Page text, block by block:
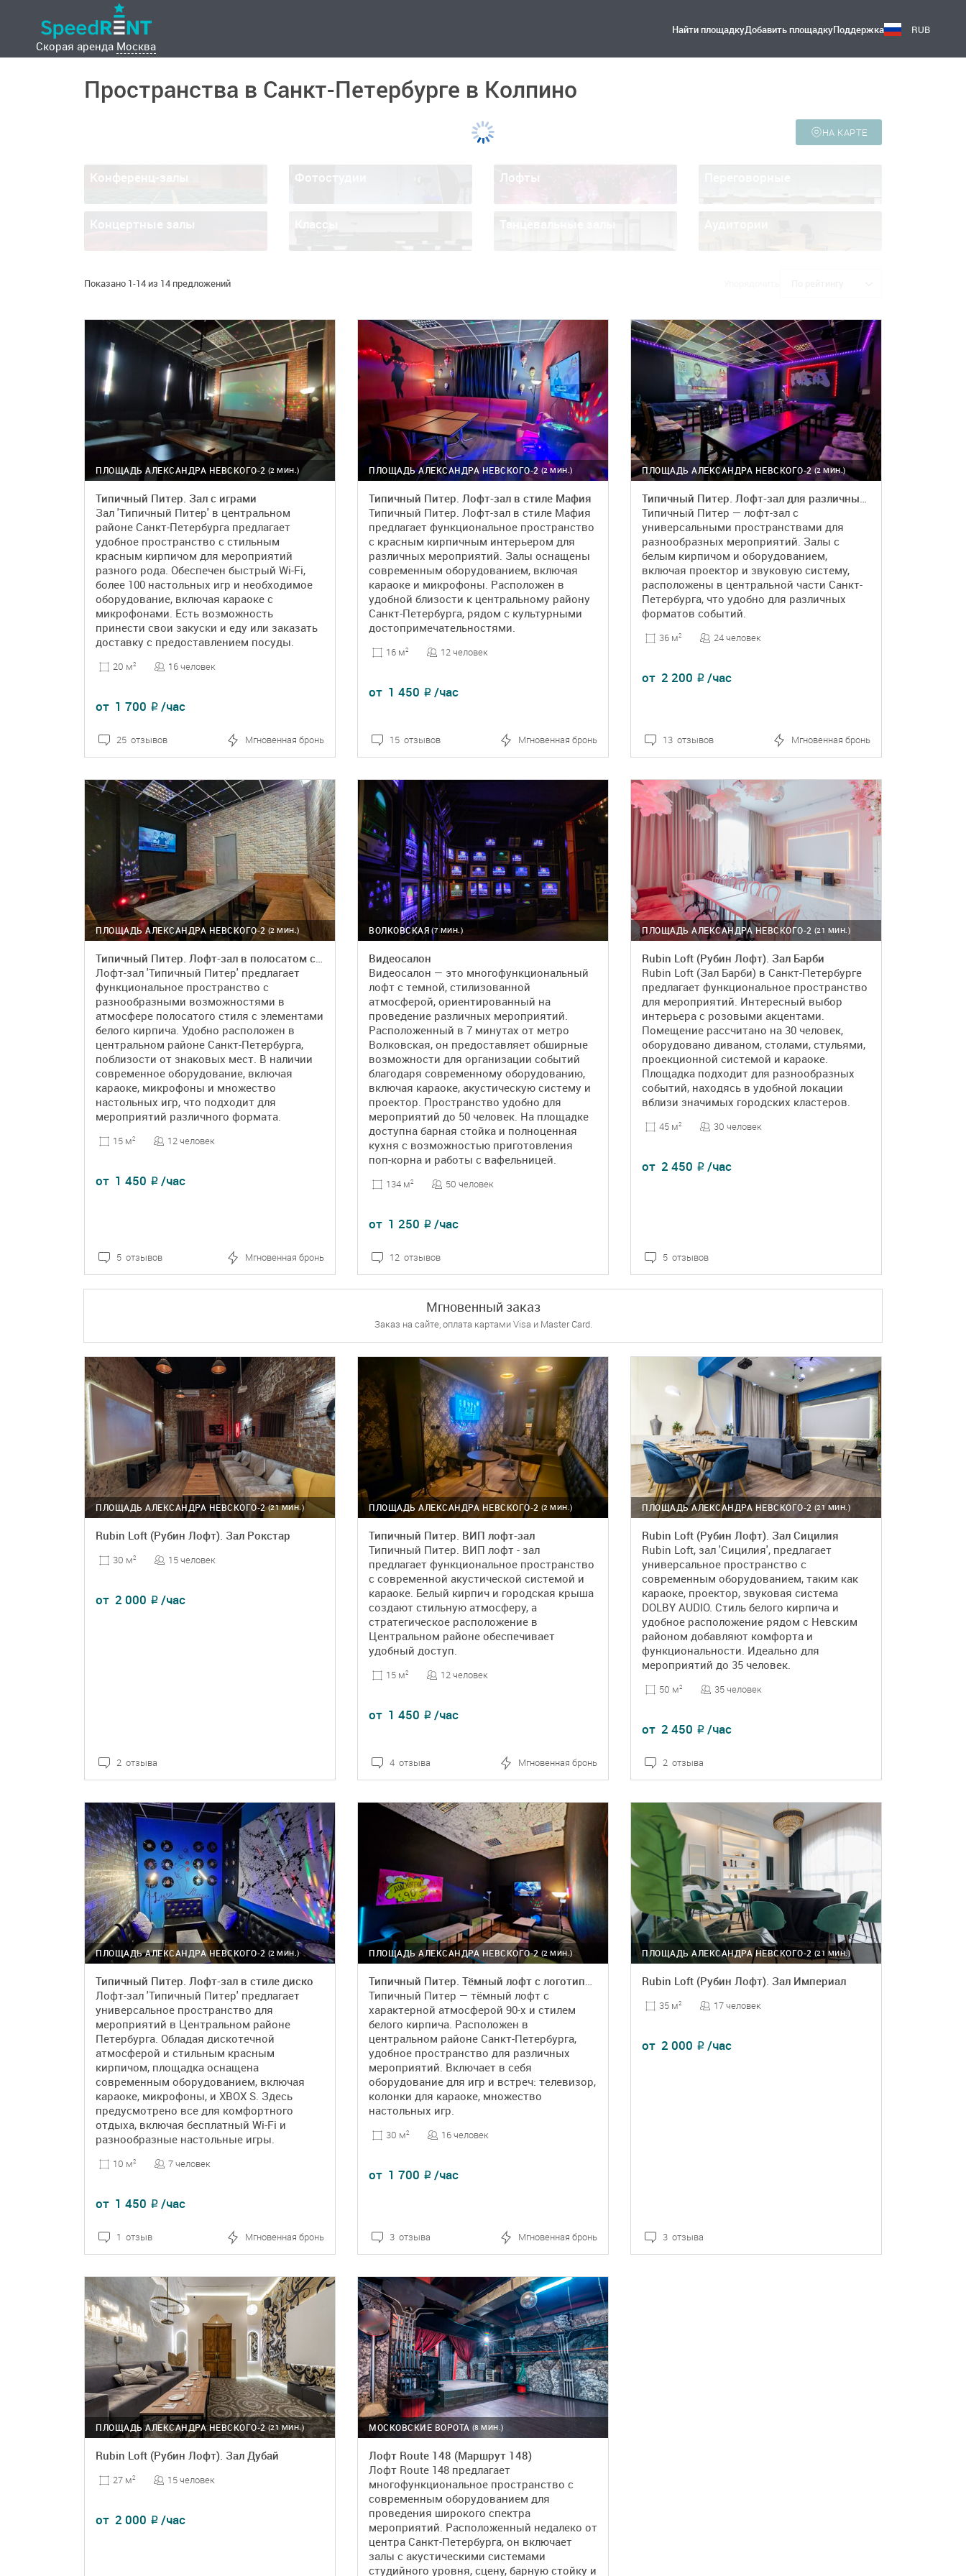
Скорая аренда Москва
Найти площадкуДобавить площадкуПоддержка RUB
Пространства в Санкт-Петербурге в Колпино
НА КАРТЕ
Конференц-залы Фотостудии Лофты
Концертные залы Классы Танцевальные залы
Показано 1-14 из 14 предложений
(2 МИН.)
ПЛОЩАДЬ АЛЕКСАНДРА НЕВСКОГО-2
Типичный Питер. Зал с играми
Зал 'Типичный Питер' в центральном
районе Санкт-Петербурга предлагает
удобное пространство с стильным
красным кирпичом для мероприятий
разного рода. Обеспечен быстрый Wi-Fi,
более 100 настольных игр и необходимое
оборудование, включая караоке с
микрофонами. Есть возможность
принести свои закуски и еду или заказать
доставку с предоставлением посуды.
20 м2 16 человек
от 1 700 ₽ /час
25 отзывов Мгновенная бронь
(2 МИН.)
ПЛОЩАДЬ АЛЕКСАНДРА НЕВСКОГО-2
Типичный Питер. Лофт-зал в стиле Мафия
Типичный Питер. Лофт-зал в стиле Мафия
предлагает функциональное пространство
с красным кирпичным интерьером для
различных мероприятий. Залы оснащены
современным оборудованием, включая
караоке и микрофоны. Расположен в
удобной близости к центральному району
Санкт-Петербурга, рядом с культурными
достопримечательностями.
16 м2 12 человек
от 1 450 ₽ /час
15 отзывов Мгновенная бронь
(2 МИН.)
ПЛОЩАДЬ АЛЕКСАНДРА НЕВСКОГО-2
Типичный Питер. Лофт-зал для различных событий
Типичный Питер — лофт-зал с
универсальными пространствами для
разнообразных мероприятий. Залы с
белым кирпичом и оборудованием,
включая проектор и звуковую систему,
расположены в центральной части Санкт-
Петербурга, что удобно для различных
форматов событий.
36 м2 24 человек
от 2 200 ₽ /час
13 отзывов Мгновенная бронь
(2 МИН.)
ПЛОЩАДЬ АЛЕКСАНДРА НЕВСКОГО-2
Типичный Питер. Лофт-зал в полосатом стиле
Лофт-зал 'Типичный Питер' предлагает
функциональное пространство с
разнообразными возможностями в
атмосфере полосатого стиля с элементами
белого кирпича. Удобно расположен в
центральном районе Санкт-Петербурга,
поблизости от знаковых мест. В наличии
современное оборудование, включая
караоке, микрофоны и множество
настольных игр, что подходит для
мероприятий различного формата.
15 м2 12 человек
от 1 450 ₽ /час
5 отзывов Мгновенная бронь
ПОДРОБНЕЕ БРОНЬ
(7 МИН.)
ВОЛКОВСКАЯ
Видеосалон
Видеосалон — это многофункциональный
лофт с темной, стилизованной
атмосферой, ориентированный на
проведение различных мероприятий.
Расположенный в 7 минутах от метро
Волковская, он предоставляет обширные
возможности для организации событий
благодаря современному оборудованию,
включая караоке, акустическую систему и
проектор. Пространство удобно для
мероприятий до 50 человек. На площадке
доступна барная стойка и полноценная
кухня с возможностью приготовления
поп-корна и работы с вафельницей.
134 м2 50 человек
от 1 250 ₽ /час
12 отзывов
ПОДРОБНЕЕ БРОНЬ
(21 МИН.)
ПЛОЩАДЬ АЛЕКСАНДРА НЕВСКОГО-2
Rubin Loft (Рубин Лофт). Зал Барби
Rubin Loft (Зал Барби) в Санкт-Петербурге
предлагает функциональное пространство
для мероприятий. Интересный выбор
интерьера с розовыми акцентами.
Помещение рассчитано на 30 человек,
оборудовано диваном, столами, стульями,
проекционной системой и караоке.
Площадка подходит для разнообразных
событий, находясь в удобной локации
вблизи значимых городских кластеров.
45 м2 30 человек
от 2 450 ₽ /час
5 отзывов
ПОДРОБНЕЕ БРОНЬ
Мгновенный заказ
Заказ на сайте, оплата картами Visa и Master Card.
(21 МИН.)
ПЛОЩАДЬ АЛЕКСАНДРА НЕВСКОГО-2
Rubin Loft (Рубин Лофт). Зал Рокстар
30 м2 15 человек
от 2 000 ₽ /час
2 отзыва
(2 МИН.)
ПЛОЩАДЬ АЛЕКСАНДРА НЕВСКОГО-2
Типичный Питер. ВИП лофт-зал
Типичный Питер. ВИП лофт - зал
предлагает функциональное пространство
с современной акустической системой и
караоке. Белый кирпич и городская крыша
создают стильную атмосферу, а
стратегическое расположение в
Центральном районе обеспечивает
удобный доступ.
15 м2 12 человек
от 1 450 ₽ /час
4 отзыва Мгновенная бронь
(21 МИН.)
ПЛОЩАДЬ АЛЕКСАНДРА НЕВСКОГО-2
Rubin Loft (Рубин Лофт). Зал Сицилия
Rubin Loft, зал 'Сицилия', предлагает
универсальное пространство с
современным оборудованием, таким как
караоке, проектор, звуковая система
DOLBY AUDIO. Стиль белого кирпича и
удобное расположение рядом с Невским
районом добавляют комфорта и
функциональности. Идеально для
мероприятий до 35 человек.
50 м2 35 человек
от 2 450 ₽ /час
2 отзыва
(2 МИН.)
ПЛОЩАДЬ АЛЕКСАНДРА НЕВСКОГО-2
Типичный Питер. Лофт-зал в стиле диско
Лофт-зал 'Типичный Питер' предлагает
универсальное пространство для
мероприятий в Центральном районе
Петербурга. Обладая дискотечной
атмосферой и стильным красным
кирпичом, площадка оснащена
современным оборудованием, включая
караоке, микрофоны, и XBOX S. Здесь
предусмотрено все для комфортного
отдыха, включая бесплатный Wi-Fi и
разнообразные настольные игры.
10 м2 7 человек
от 1 450 ₽ /час
1 отзыв Мгновенная бронь
(2 МИН.)
ПЛОЩАДЬ АЛЕКСАНДРА НЕВСКОГО-2
Типичный Питер. Тёмный лофт с логотипами групп 90-х
Типичный Питер — тёмный лофт с
характерной атмосферой 90-х и стилем
белого кирпича. Расположен в
центральном районе Санкт-Петербурга,
удобное пространство для различных
мероприятий. Включает в себя
оборудование для игр и встреч: телевизор,
колонки для караоке, множество
настольных игр.
30 м2 16 человек
от 1 700 ₽ /час
3 отзыва Мгновенная бронь
(21 МИН.)
ПЛОЩАДЬ АЛЕКСАНДРА НЕВСКОГО-2
Rubin Loft (Рубин Лофт). Зал Империал
35 м2 17 человек
от 2 000 ₽ /час
3 отзыва
(21 МИН.)
ПЛОЩАДЬ АЛЕКСАНДРА НЕВСКОГО-2
Rubin Loft (Рубин Лофт). Зал Дубай
27 м2 15 человек
от 2 000 ₽ /час
(8 МИН.)
МОСКОВСКИЕ ВОРОТА
Лофт Route 148 (Маршрут 148)
Лофт Route 148 предлагает
многофункциональное пространство с
современным оборудованием для
проведения широкого спектра
мероприятий. Расположенный недалеко от
центра Санкт-Петербурга, он включает
залы с акустическими системами
студийного уровня, сцену, барную стойку и